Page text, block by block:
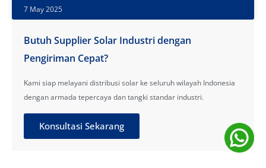
7 May 2025
Butuh Supplier Solar Industri dengan
Pengiriman Cepat?
Kami siap melayani distribusi solar ke seluruh wilayah Indonesia
dengan armada tepercaya dan tangki standar industri.
Konsultasi Sekarang